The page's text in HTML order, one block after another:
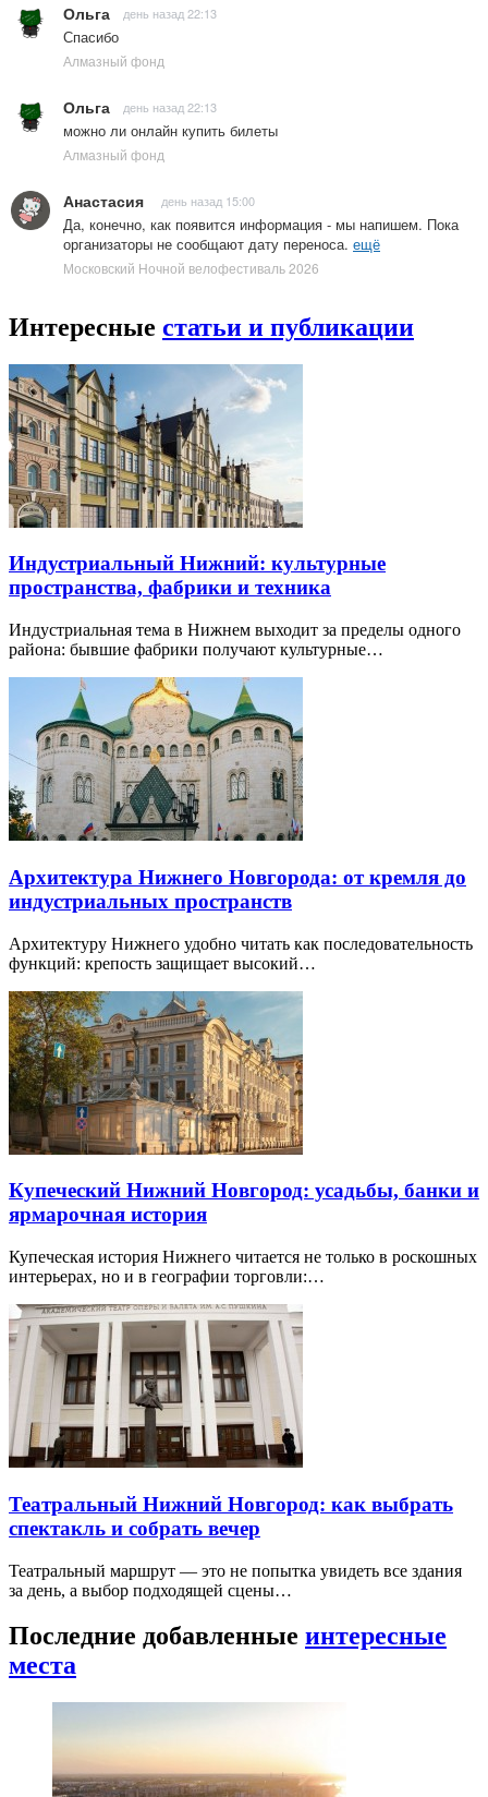
Ольга день назад 22:13
Спасибо
Алмазный фонд
Ольга день назад 22:13
можно ли онлайн купить билеты
Алмазный фонд
Анастасия день назад 15:00
Да, конечно, как появится информация - мы напишем. Пока
организаторы не сообщают дату переноса. ещё
Московский Ночной велофестиваль 2026
Интересные статьи и публикации
Индустриальный Нижний: культурные
пространства, фабрики и техника
Индустриальная тема в Нижнем выходит за пределы одного
района: бывшие фабрики получают культурные…
Архитектура Нижнего Новгорода: от кремля до
индустриальных пространств
Архитектуру Нижнего удобно читать как последовательность
функций: крепость защищает высокий…
Купеческий Нижний Новгород: усадьбы, банки и
ярмарочная история
Купеческая история Нижнего читается не только в роскошных
интерьерах, но и в географии торговли:…
Театральный Нижний Новгород: как выбрать
спектакль и собрать вечер
Театральный маршрут — это не попытка увидеть все здания
за день, а выбор подходящей сцены…
Последние добавленные интересные
места